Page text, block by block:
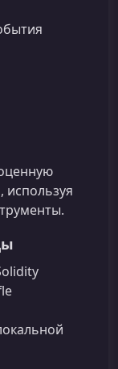
используя